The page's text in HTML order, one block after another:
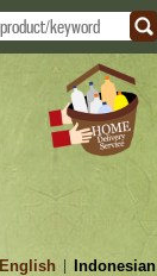
English Indonesian